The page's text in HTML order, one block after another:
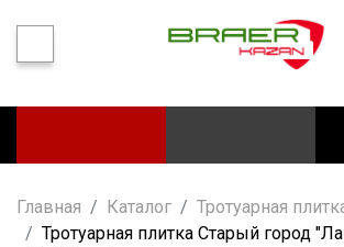
Главная Каталог
Тротуарная
Тротуарная плитка Старый город